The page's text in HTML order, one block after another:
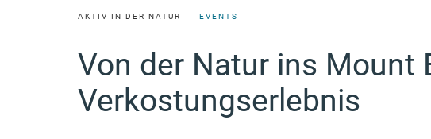
AKTIV IN DER NATUR EVENTS
Von der Natur ins Mount
Verkostungserlebnis